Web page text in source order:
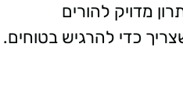
מדויק להורים
כדי להרגיש בטוחים.